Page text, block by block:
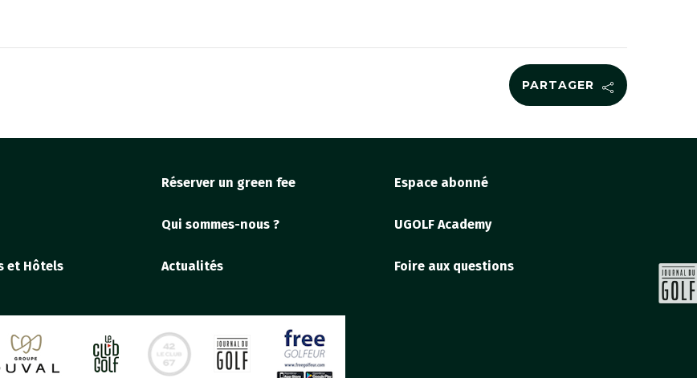
PARTAGER
Réserver un green fee Espace abonné
Qui sommes-nous ? UGOLF Academy
et Hôtels Actualités Foire aux questions